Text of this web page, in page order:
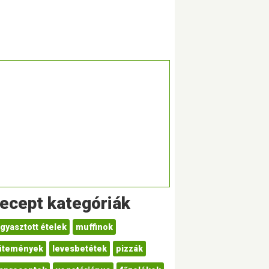
kategóriák
ételek muffinok
levesbetétek pizzák